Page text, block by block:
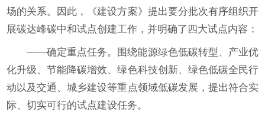
场的关系。因此，《建设方案》提出要分批次有序组织开
展碳达峰碳中和试点创建工作，并明确了四大试点内容：
——确定重点任务。围绕能源绿色低碳转型、产业优
化升级、节能降碳增效、绿色科技创新、绿色低碳全民行
动以及交通、城乡建设等重点领域低碳发展，提出符合实
际、切实可行的试点建设任务。